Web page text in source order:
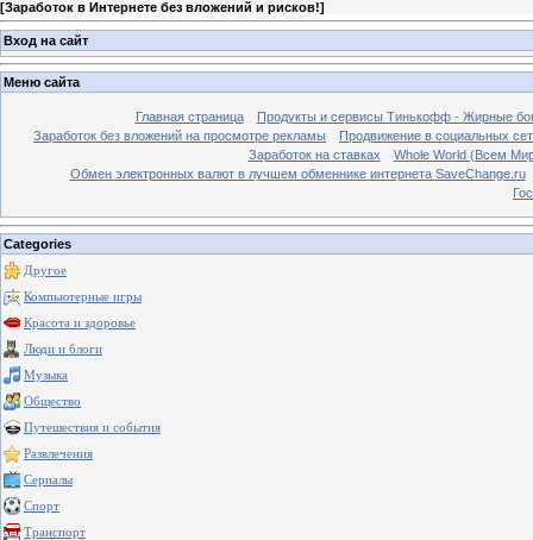
[Заработок в Интернете без вложений и рисков!]
Вход на сайт
Меню сайта
Главная страница
Продукты и сервисы Тинькофф - Жирные
Заработок без вложений на просмотре рекламы
Продвижение в социальных
Заработок на ставках
Whole World (Всем
Обмен электронных валют в лучшем обменнике интернета SaveChange.ru
Categories
Другое
Компьютерные игры
Красота и здоровье
Люди и блоги
Музыка
Общество
Путешествия и события
Развлечения
Сериалы
Спорт
Транспорт